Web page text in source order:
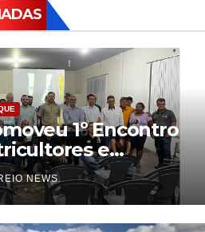
1º Encontro
e
da
NEWS